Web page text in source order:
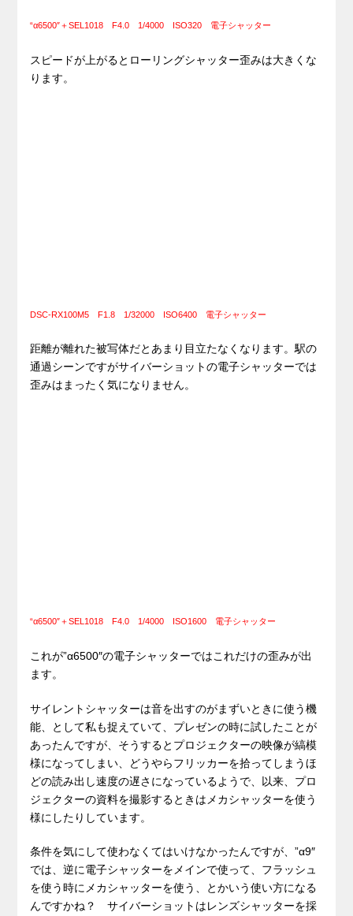
“α6500″＋SEL1018 F4.0 1/4000 ISO320 電子シャッター
スピードが上がるとローリングシャッター歪みは大きくな
ります。
DSC-RX100M5 F1.8 1/32000 ISO6400 電子シャッター
距離が離れた被写体だとあまり目立たなくなります。駅の
通過シーンですがサイバーショットの電子シャッターでは
歪みはまったく気になりません。
“α6500″＋SEL1018 F4.0 1/4000 ISO1600 電子シャッター
これが”α6500″の電子シャッターではこれだけの歪みが出
ます。
サイレントシャッターは音を出すのがまずいときに使う機
能、として私も捉えていて、プレゼンの時に試したことが
あったんですが、そうするとプロジェクターの映像が縞模
様になってしまい、どうやらフリッカーを拾ってしまうほ
どの読み出し速度の遅さになっているようで、以来、プロ
ジェクターの資料を撮影するときはメカシャッターを使う
様にしたりしています。
条件を気にして使わなくてはいけなかったんですが、”α9″
では、逆に電子シャッターをメインで使って、フラッシュ
を使う時にメカシャッターを使う、とかいう使い方になる
んですかね？ サイバーショットはレンズシャッターを採